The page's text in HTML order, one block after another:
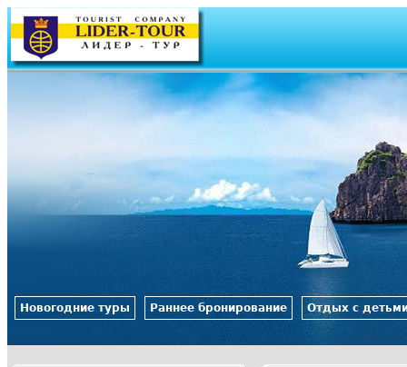
Jump to navigation
Новогодние туры Раннее бронирование Отдых с